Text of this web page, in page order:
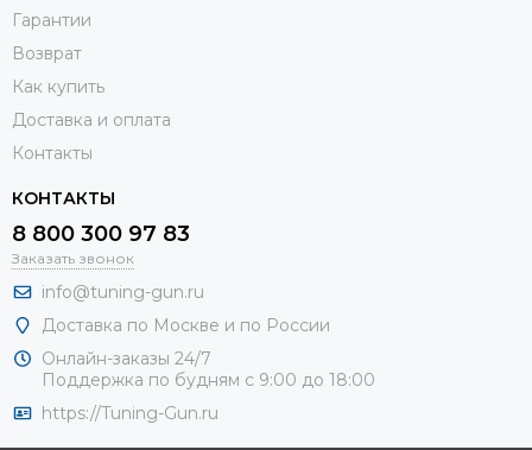
Гарантии
Возврат
Как купить
Доставка и оплата
Контакты
КОНТАКТЫ
8 800 300 97 83
Заказать звонок
info@tuning-gun.ru
Доставка по Москве и по России
Онлайн-заказы 24/7
Поддержка по будням с 9:00 до 18:00
https://Tuning-Gun.ru